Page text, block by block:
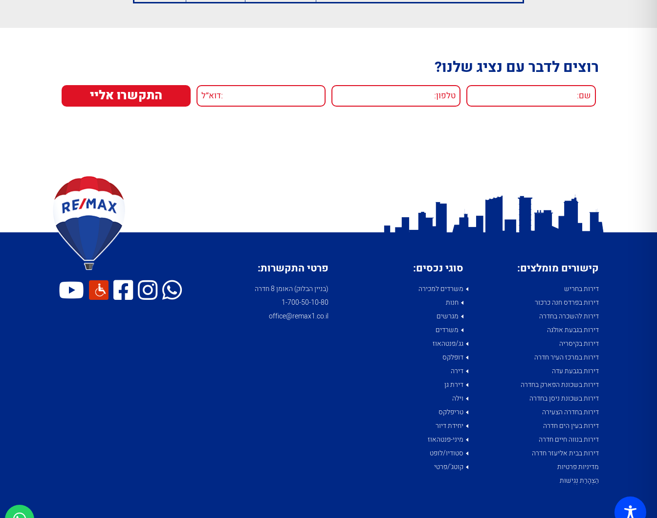
רוצים לדבר עם נציג שלנו?
קישורים מומלצים:
דירות בחריש
דירות בפרדס חנה כרכור
דירות להשכרה בחדרה
דירות בגבעת אולגה
דירות בקיסריה
דירות במרכז העיר חדרה
דירות בגבעת עדה
דירות בשכונת הפארק בחדרה
דירות בשכונת ניסן בחדרה
דירות בחדרה הצעירה
דירות בעין הים חדרה
דירות בנווה חיים חדרה
דירות בבית אליעזר חדרה
מדיניות פרטיות
הַצְהָרַת נְגִישׁוּת
סוגי נכסים:
משרדים למכירה
חנות
מגרשים
משרדים
גג/פנטהאוז
דופלקס
דירה
דירת גן
וילה
טריפלקס
יחידת דיור
מיני-פנטהאוז
סטודיו/לופט
קוטג'/פרטי
פרטי התקשרות:
(בניין הבלוק) האומן 8 חדרה
1­-700­-50-­10-­80
office@remax1.co.il